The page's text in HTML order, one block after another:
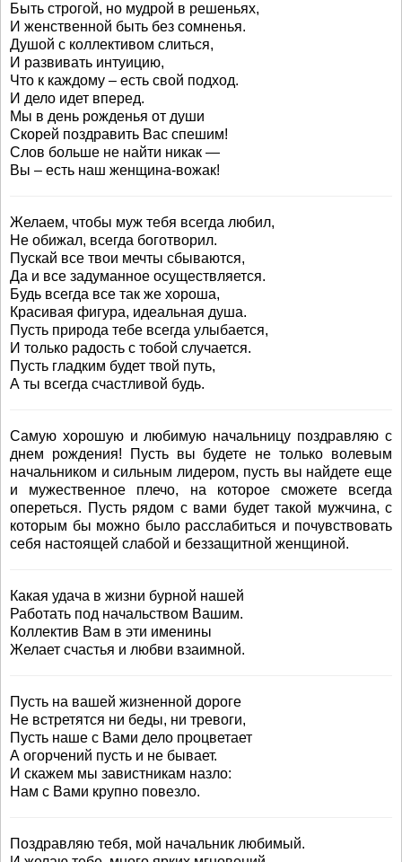
Быть строгой, но мудрой в решеньях,
И женственной быть без сомненья.
Душой с коллективом слиться,
И развивать интуицию,
Что к каждому – есть свой подход.
И дело идет вперед.
Мы в день рожденья от души
Скорей поздравить Вас спешим!
Слов больше не найти никак —
Вы – есть наш женщина-вожак!
Желаем, чтобы муж тебя всегда любил,
Не обижал, всегда боготворил.
Пускай все твои мечты сбываются,
Да и все задуманное осуществляется.
Будь всегда все так же хороша,
Красивая фигура, идеальная душа.
Пусть природа тебе всегда улыбается,
И только радость с тобой случается.
Пусть гладким будет твой путь,
А ты всегда счастливой будь.
Самую хорошую и любимую начальницу поздравляю с
днем рождения! Пусть вы будете не только волевым
начальником и сильным лидером, пусть вы найдете еще
и мужественное плечо, на которое сможете всегда
опереться. Пусть рядом с вами будет такой мужчина, с
которым бы можно было расслабиться и почувствовать
себя настоящей слабой и беззащитной женщиной.
Какая удача в жизни бурной нашей
Работать под начальством Вашим.
Коллектив Вам в эти именины
Желает счастья и любви взаимной.
Пусть на вашей жизненной дороге
Не встретятся ни беды, ни тревоги,
Пусть наше с Вами дело процветает
А огорчений пусть и не бывает.
И скажем мы завистникам назло:
Нам с Вами крупно повезло.
Поздравляю тебя, мой начальник любимый.